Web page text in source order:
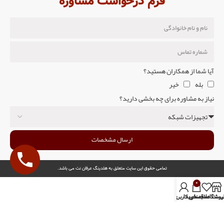
آیا شما از همکاران هستید؟
بله
خیر
نیاز به مشاوره برای چه بخشی دارید؟
ارسال مشخصات
تمامی حقوق این سایت متعلق به هلدینگ عرفان نت می باشد.
لیست علاقمندی
0
سبد خرید
حساب کاربری من